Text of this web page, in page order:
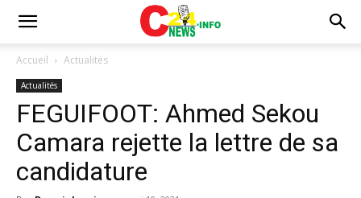
Accueil Actualités
Actualités
FEGUIFOOT: Ahmed Sekou
Camara rejette la lettre de sa
candidature